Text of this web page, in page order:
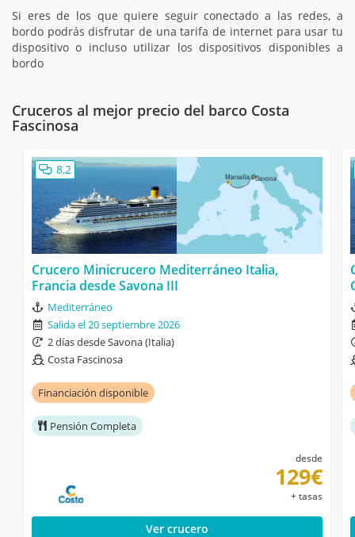
Si eres de los que quiere seguir conectado a las redes, a
bordo podrás disfrutar de una tarifa de internet para usar tu
dispositivo o incluso utilizar los dispositivos disponibles a
bordo
Cruceros al mejor precio del barco Costa
Fascinosa
8,2
Crucero Minicrucero Mediterráneo Italia,
Francia desde Savona III
Mediterráneo
Salida el 20 septiembre 2026
2 días desde Savona (Italia)
Costa Fascinosa
Financiación disponible
Pensión Completa
desde
129€
+ tasas
Ver crucero